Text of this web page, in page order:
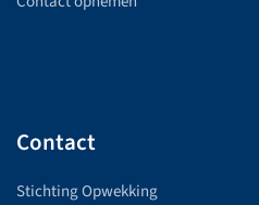
Contact
Stichting Opwekking